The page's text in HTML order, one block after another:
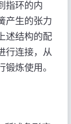
指环的内
产生的张力
述结构的配
行连接，从
炼使用。